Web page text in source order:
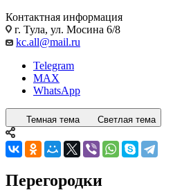
Контактная информация
г. Тула, ул. Мосина 6/8
kc.all@mail.ru
Telegram
MAX
WhatsApp
Темная тема Светлая тема
Перегородки